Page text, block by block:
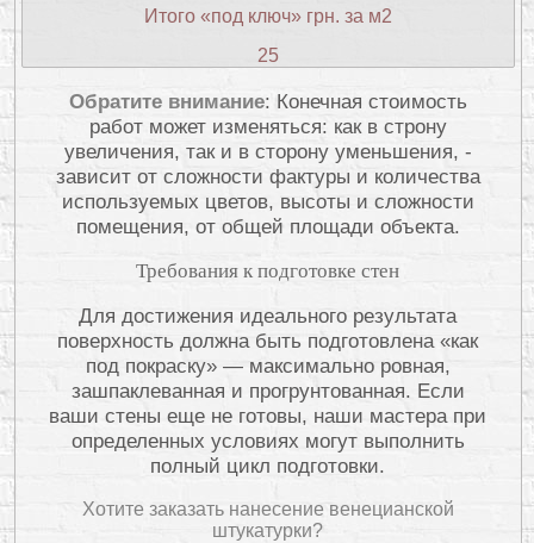
Итого «под ключ» грн. за м2
25
Обратите внимание: Конечная стоимость
работ может изменяться: как в строну
увеличения, так и в сторону уменьшения, -
зависит от сложности фактуры и количества
используемых цветов, высоты и сложности
помещения, от общей площади объекта.
Требования к подготовке стен
Для достижения идеального результата
поверхность должна быть подготовлена «как
под покраску» — максимально ровная,
зашпаклеванная и прогрунтованная. Если
ваши стены еще не готовы, наши мастера при
определенных условиях могут выполнить
полный цикл подготовки.
Хотите заказать нанесение венецианской
штукатурки?